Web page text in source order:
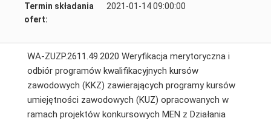
Termin składania
ofert:
2021-01-14 09:00:00
WA-ZUZP.2611.49.2020 Weryfikacja merytoryczna i
odbiór programów kwalifikacyjnych kursów
zawodowych (KKZ) zawierających programy kursów
umiejętności zawodowych (KUZ) opracowanych w
ramach projektów konkursowych MEN z Działania